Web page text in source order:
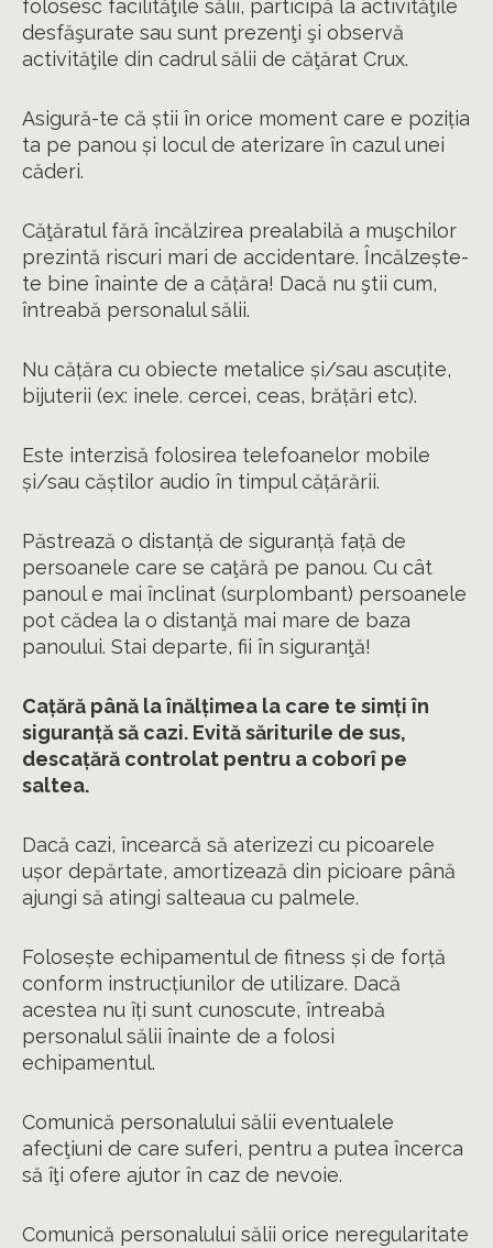
folosesc facilităţile sălii, participă la activităţile
desfăşurate sau sunt prezenţi şi observă
activităţile din cadrul sălii de căţărat Crux.
Asigură-te că știi în orice moment care e poziția
ta pe panou și locul de aterizare în cazul unei
căderi.
Căţăratul fără încălzirea prealabilă a muşchilor
prezintă riscuri mari de accidentare. Încălzește-
te bine înainte de a cățăra! Dacă nu ştii cum,
întreabă personalul sălii.
Nu cățăra cu obiecte metalice și/sau ascuțite,
bijuterii (ex: inele. cercei, ceas, brățări etc).
Este interzisă folosirea telefoanelor mobile
și/sau căștilor audio în timpul cățărării.
Păstrează o distanță de siguranță față de
persoanele care se caţără pe panou. Cu cât
panoul e mai înclinat (surplombant) persoanele
pot cădea la o distanţă mai mare de baza
panoului. Stai departe, fii în siguranţă!
Cațără până la înălțimea la care te simți în
siguranță să cazi. Evită săriturile de sus,
descațără controlat pentru a coborî pe
saltea.
Dacă cazi, încearcă să aterizezi cu picoarele
ușor depărtate, amortizează din picioare până
ajungi să atingi salteaua cu palmele.
Folosește echipamentul de fitness și de forță
conform instrucțiunilor de utilizare. Dacă
acestea nu îți sunt cunoscute, întreabă
personalul sălii înainte de a folosi
echipamentul.
Comunică personalului sălii eventualele
afecţiuni de care suferi, pentru a putea încerca
să îţi ofere ajutor în caz de nevoie.
Comunică personalului sălii orice neregularitate